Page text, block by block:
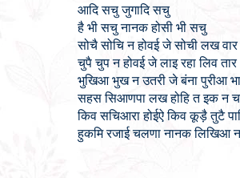
आदि सचु जुगादि सचु
है भी सचु नानक होसी भी सचु
सोचै सोचि न होवई जे सोची लख वार
चुपै चुप न होवई जे लाइ रहा लिव तार
भुखिआ भुख न उतरी जे बंना पुरीआ
सहस सिआणपा लख होहि त इक न
किव सचिआरा होईऐ किव कूड़ै तुटै
हुकमि रजाई चलणा नानक लिखिआ